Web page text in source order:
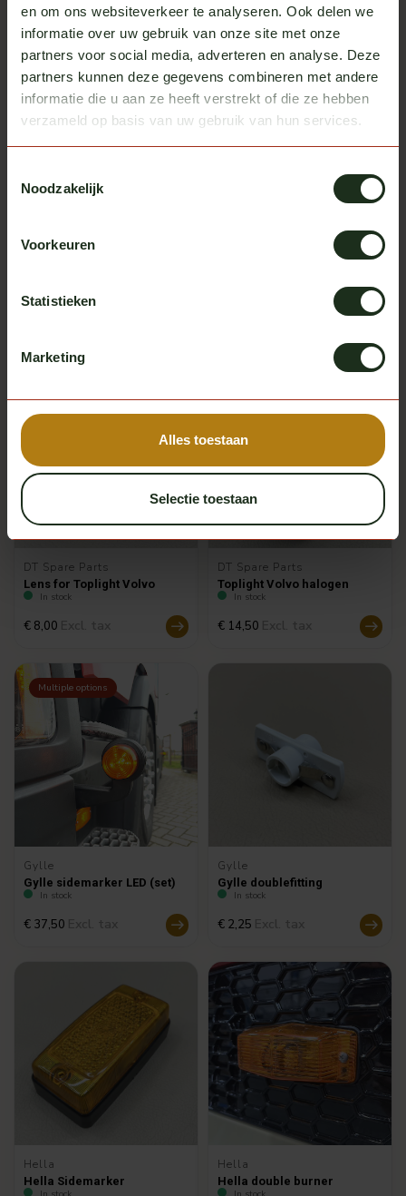
en om ons websiteverkeer te analyseren. Ook delen we
informatie over uw gebruik van onze site met onze
partners voor social media, adverteren en analyse. Deze
partners kunnen deze gegevens combineren met andere
informatie die u aan ze heeft verstrekt of die ze hebben
verzameld op basis van uw gebruik van hun services.
Noodzakelijk
Voorkeuren
Statistieken
Marketing
Alles toestaan
Selectie toestaan
Roka
5W LED bulb BA15s
In stock
Excl. tax
Omnius
Omnius double burner
In stock
Excl. tax
Is the product you are looking for
not listed?
Service always comes first.
DT Spare Parts
Lens for Toplight Volvo
In stock
€ 8,00
DT Spare Parts
Toplight Volvo halogen
In stock
€ 14,50
Multiple options
Gylle
Gylle sidemarker LED (set)
In stock
€ 37,50
Gylle
Gylle doublefitting
In stock
€ 2,25
Hella
Hella Sidemarker
Hella
Hella double burner